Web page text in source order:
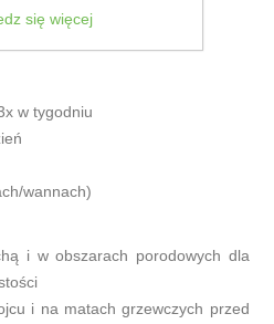
w tygodniu
wannach)
i w obszarach porodowych dla
i na matach grzewczych przed
się więcej